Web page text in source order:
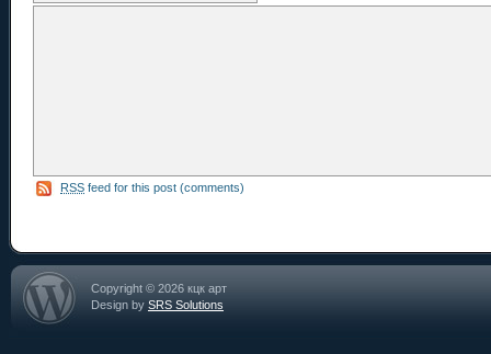
RSS feed for this post (comments)
Copyright © 2026 кцк арт
Design by SRS Solutions